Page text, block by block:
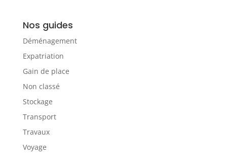
Nos guides
Déménagement
Expatriation
Gain de place
Non classé
Stockage
Transport
Travaux
Voyage